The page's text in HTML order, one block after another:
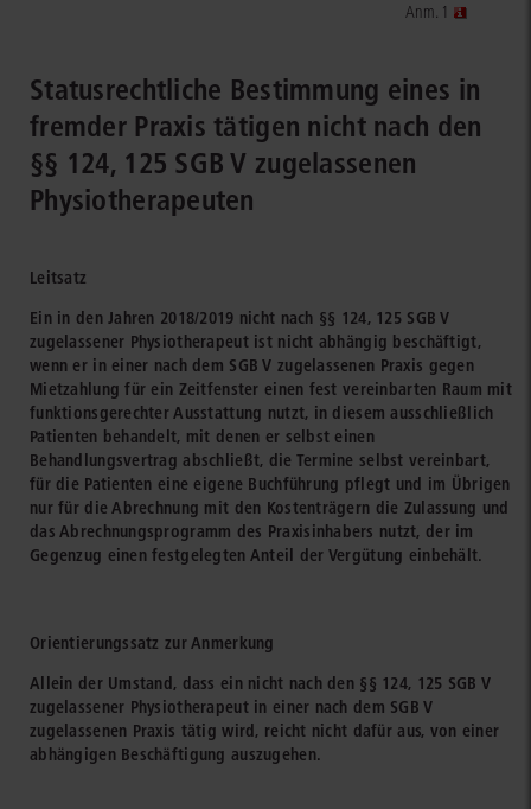
Anm. 1
Statusrechtliche Bestimmung eines in
fremder Praxis tätigen nicht nach den
§§ 124, 125 SGB V zugelassenen
Physiotherapeuten
Leitsatz
Ein in den Jahren 2018/2019 nicht nach §§ 124, 125 SGB V
zugelassener Physiotherapeut ist nicht abhängig beschäftigt,
wenn er in einer nach dem SGB V zugelassenen Praxis gegen
Mietzahlung für ein Zeitfenster einen fest vereinbarten Raum mit
funktionsgerechter Ausstattung nutzt, in diesem ausschließlich
Patienten behandelt, mit denen er selbst einen
Behandlungsvertrag abschließt, die Termine selbst vereinbart,
für die Patienten eine eigene Buchführung pflegt und im Übrigen
nur für die Abrechnung mit den Kostenträgern die Zulassung und
das Abrechnungsprogramm des Praxisinhabers nutzt, der im
Gegenzug einen festgelegten Anteil der Vergütung einbehält.
Orientierungssatz zur Anmerkung
Allein der Umstand, dass ein nicht nach den §§ 124, 125 SGB V
zugelassener Physiotherapeut in einer nach dem SGB V
zugelassenen Praxis tätig wird, reicht nicht dafür aus, von einer
abhängigen Beschäftigung auszugehen.